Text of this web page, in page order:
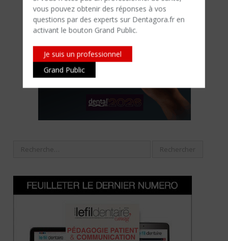
vous pouvez obtenir des réponses à vos
questions par des experts sur Dentagora.fr en
activant le bouton Grand Public.
Je suis un professionnel
Grand Public